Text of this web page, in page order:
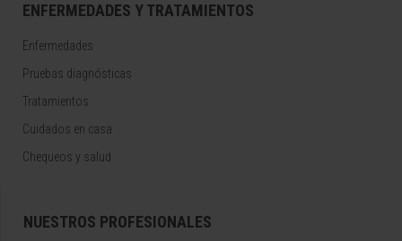
ENFERMEDADES Y TRATAMIENTOS
Enfermedades
Pruebas diagnósticas
Tratamientos
Cuidados en casa
Chequeos y salud
NUESTROS PROFESIONALES